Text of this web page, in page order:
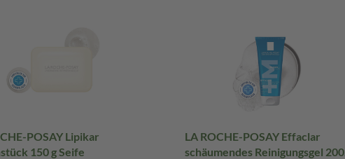
POSAY Lipikar
150 g Seife
LA ROCHE-POSAY Effaclar
schäumendes Reinigungsgel 200